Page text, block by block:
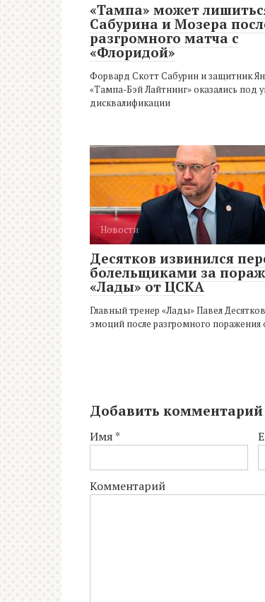
«Тампа» может
Сабурина и Мозера
разгромного матча с
«Флоридой»
Форвард Скотт Сабурин и защитник
«Тампа-Бэй Лайтнинг» оказались под
дисквалификации
Новости
Десятков извинился
болельщиками за
«Лады» от ЦСКА
Главный тренер «Лады» Павел
эмоций после разгромного
Добавить комментарий
Имя *
Комментарий